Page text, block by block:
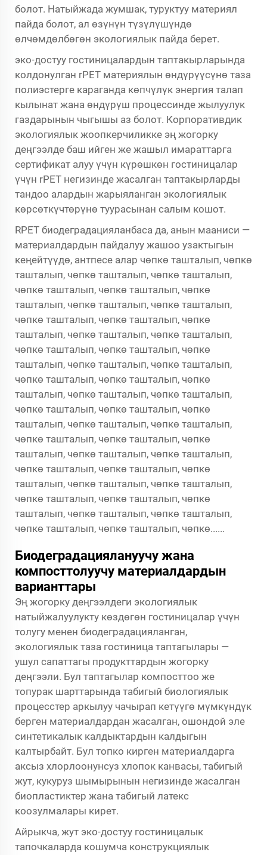
болот. Натыйжада жумшак, туруктуу материял
пайда болот, ал өзүнүн түзүлүшүндө
өлчөмдөлбөгөн экологиялык пайда берет.
эко-достуу гостиницалардын таптакырларында
колдонулган rPET материялын өндүрүүсүнө таза
полиэстерге караганда көпчүлүк энергия талап
кылынат жана өндүрүш процессинде жылуулук
газдарынын чыгышы аз болот. Корпоративдик
экологиялык жоопкерчиликке эң жогорку
деңгээлде баш ийген же жашыл имараттарга
сертификат алуу үчүн күрөшкөн гостиницалар
үчүн rPET негизинде жасалган таптакырларды
тандоо алардын жарыяланган экологиялык
көрсөткүчтөрүнө туурасынан салым кошот.
RPET биодеградацияланбаса да, анын мааниси —
материалдардын пайдалуу жашоо узактыгын
кеңейтүүдө, антпесе алар чөпкө ташталып, чөпкө
ташталып, чөпкө ташталып, чөпкө ташталып,
чөпкө ташталып, чөпкө ташталып, чөпкө
ташталып, чөпкө ташталып, чөпкө ташталып,
чөпкө ташталып, чөпкө ташталып, чөпкө
ташталып, чөпкө ташталып, чөпкө ташталып,
чөпкө ташталып, чөпкө ташталып, чөпкө
ташталып, чөпкө ташталып, чөпкө ташталып,
чөпкө ташталып, чөпкө ташталып, чөпкө
ташталып, чөпкө ташталып, чөпкө ташталып,
чөпкө ташталып, чөпкө ташталып, чөпкө
ташталып, чөпкө ташталып, чөпкө ташталып,
чөпкө ташталып, чөпкө ташталып, чөпкө
ташталып, чөпкө ташталып, чөпкө ташталып,
чөпкө ташталып, чөпкө ташталып, чөпкө
ташталып, чөпкө ташталып, чөпкө ташталып,
чөпкө ташталып, чөпкө ташталып, чөпкө
ташталып, чөпкө ташталып, чөпкө ташталып,
чөпкө ташталып, чөпкө ташталып, чөпкө......
Биодеградациялануучу жана
компосттолуучу материалдардын
варианттары
Эң жогорку деңгээлдеги экологиялык
натыйжалуулукту көздөгөн гостиницалар үчүн
толугу менен биодеградацияланган,
экологиялык таза гостиница таптагылары —
ушул сапаттагы продукттардын жогорку
деңгээли. Бул таптагылар компосттоо же
топурак шарттарында табигый биологиялык
процесстер аркылуу чачырап кетүүгө мүмкүндүк
берген материалдардан жасалган, ошондой эле
синтетикалык калдыктардын калдыгын
калтырбайт. Бул топко кирген материалдарга
аксыз хлорлоонунсуз хлопок канвасы, табигый
жут, кукуруз шымырынын негизинде жасалган
биопластиктер жана табигый латекс
коозулмалары кирет.
Айрыкча, жут эко-достуу гостиницалык
тапочкаларда кошумча конструкциялык